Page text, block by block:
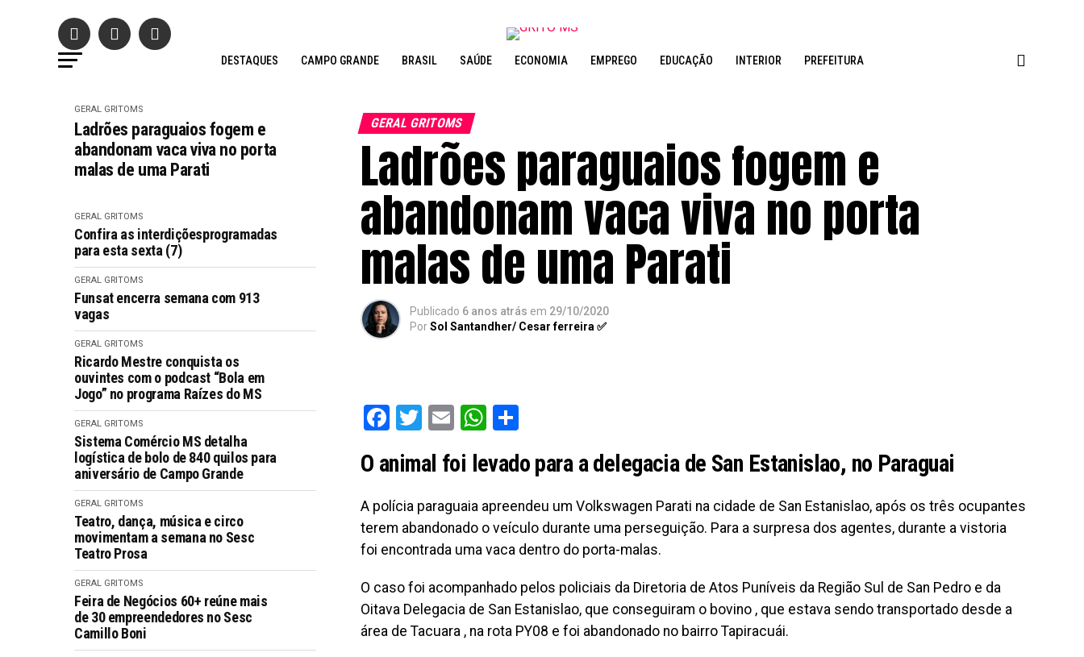
DESTAQUES CAMPO GRANDE BRASIL SAÚDE ECONOMIA EMPREGO EDUCAÇÃO INTERIOR PREFEITURA
GERAL GRITOMS
Ladrões paraguaios fogem e
abandonam vaca viva no porta
malas de uma Parati
GERAL GRITOMS
Confira as interdiçõesprogramadas
para esta sexta (7)
GERAL GRITOMS
Funsat encerra semana com 913
vagas
GERAL GRITOMS
Ricardo Mestre conquista os
ouvintes com o podcast “Bola em
Jogo” no programa Raízes do MS
GERAL GRITOMS
Sistema Comércio MS detalha
logística de bolo de 840 quilos para
aniversário de Campo Grande
GERAL GRITOMS
Teatro, dança, música e circo
movimentam a semana no Sesc
Teatro Prosa
GERAL GRITOMS
Feira de Negócios 60+ reúne mais
de 30 empreendedores no Sesc
Camillo Boni
GERAL GRITOMS
Ladrões paraguaios fogem e
abandonam vaca viva no porta
malas de uma Parati
Publicado 6 anos atrás em 29/10/2020
PorSol Santandher/ Cesar ferreira ✅
Facebook
Twitter
EmailWhatsApp
O animal foi levado para a delegacia de San Estanislao, no Paraguai
A polícia paraguaia apreendeu um Volkswagen Parati na cidade de San Estanislao, após os três ocupantes
terem abandonado o veículo durante uma perseguição. Para a surpresa dos agentes, durante a vistoria
foi encontrada uma vaca dentro do porta-malas.
O caso foi acompanhado pelos policiais da Diretoria de Atos Puníveis da Região Sul de San Pedro e da
Oitava Delegacia de San Estanislao, que conseguiram o bovino , que estava sendo transportado desde a
área de Tacuara , na rota PY08 e foi abandonado no bairro Tapiracuái.